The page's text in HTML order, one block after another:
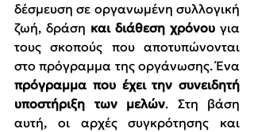
δέσμευση σε οργανωμένη συλλογική
ζωή, δράση και διάθεση χρόνου για
τους σκοπούς που αποτυπώνονται
πρόγραμμα που έχει την συνειδητή
υποστήριξη των μελών. Στη βάση
αυτή, οι αρχές συγκρότησης και